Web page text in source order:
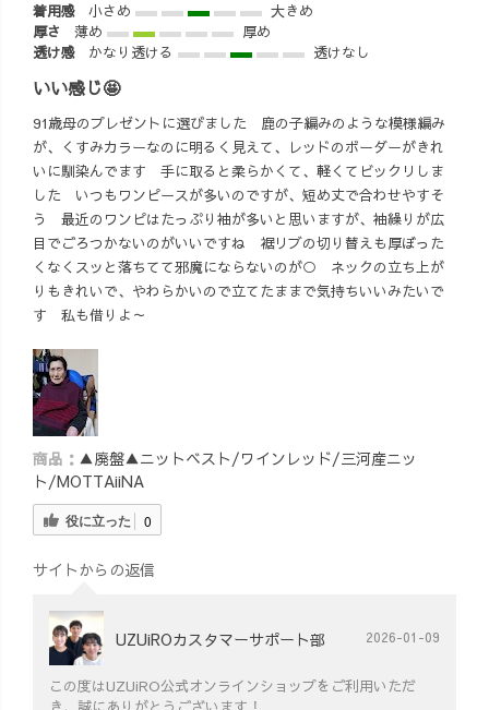
おねだりしてみ
食べて帰るぞ〜
🐙🐙✨
#uzuiro #展示会 #
ニットベストコ
ーデ #冬コーデ #
ワーママコーデ
#アラサーママ #
アラサーファッ
着用感
小さめ
大きめ
厚さ
薄め
厚め
透け感
かなり透ける 透けなし
いい感じ🤩
91歳母のプレゼントに選びました 鹿の子編みのような模様編み
が、くすみカラーなのに明るく見えて、レッドのボーダーがきれ
いに馴染んでます 手に取ると柔らかくて、軽くてビックリしま
した いつもワンピースが多いのですが、短め丈で合わせやすそ
う 最近のワンピはたっぷり袖が多いと思いますが、袖繰りが広
目でごろつかないのがいいですね 裾リブの切り替えも厚ぼった
くなくスッと落ちてて邪魔にならないのが○ ネックの立ち上が
りもきれいで、やわらかいので立てたままで気持ちいいみたいで
す 私も借りよ～
商品： ▲廃盤▲ニットベスト/ワインレッド/三河産ニッ
ト/MOTTAiiNA
役に立った 0
サイトからの返信
UZUiROカスタマーサポート部 2026-01-09
この度はUZUiRO公式オンラインショップをご利用いただ